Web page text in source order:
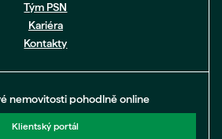
Tým PSN
Kariéra
Kontakty
nemovitosti pohodlně online
Klientský portál